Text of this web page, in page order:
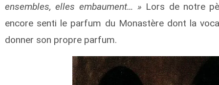
ensembles, elles embaument… » Lors de notre
encore senti le parfum du Monastère dont la
donner son propre parfum.